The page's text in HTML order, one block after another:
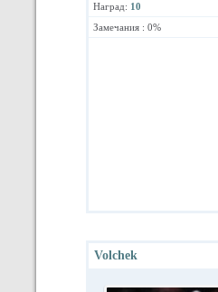
Наград: 10
Замечания : 0%
Volchek